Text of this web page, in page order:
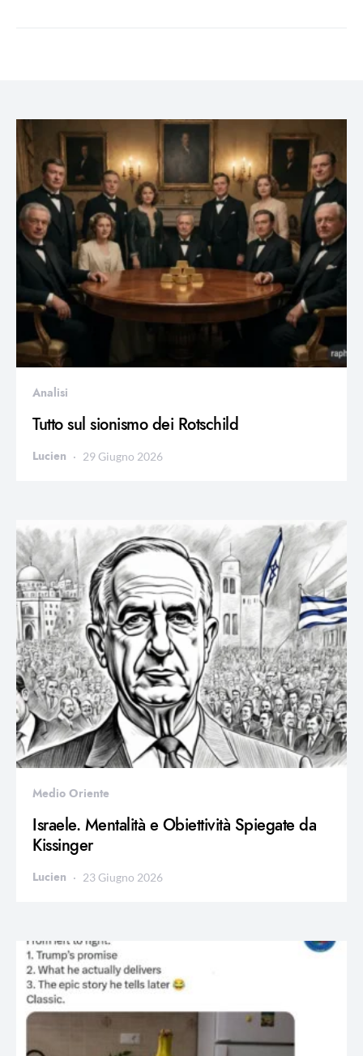
Analisi
Tutto sul sionismo dei Rotschild
Lucien 29 Giugno 2026
Medio Oriente
Israele. Mentalità e Obiettività Spiegate da
Kissinger
Lucien 23 Giugno 2026